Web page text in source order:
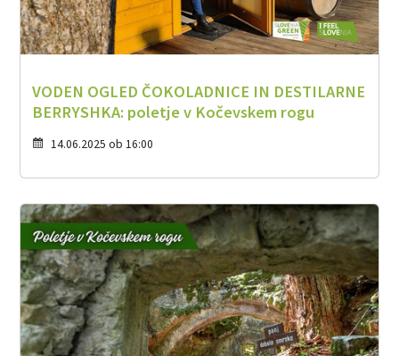
VODEN OGLED ČOKOLADNICE IN DESTILARNE
BERRYSHKA: poletje v Kočevskem rogu
14.06.2025 ob 16:00